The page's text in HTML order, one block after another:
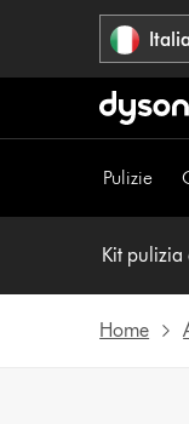
Italia
Pulizie
Kit pulizia
Home